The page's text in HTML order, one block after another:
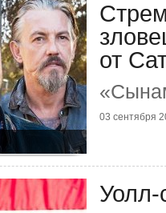
от
03 сентября
Уолл-